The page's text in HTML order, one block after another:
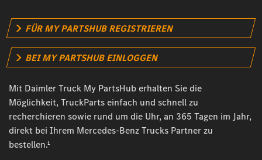
FÜR MY PARTSHUB REGISTRIEREN
BEI MY PARTSHUB EINLOGGEN
Mit Daimler Truck My PartsHub erhalten Sie die
Möglichkeit, TruckParts einfach und schnell zu
recherchieren sowie rund um die Uhr, an 365 Tagen im Jahr,
direkt bei Ihrem Mercedes-Benz Trucks Partner zu
bestellen.¹